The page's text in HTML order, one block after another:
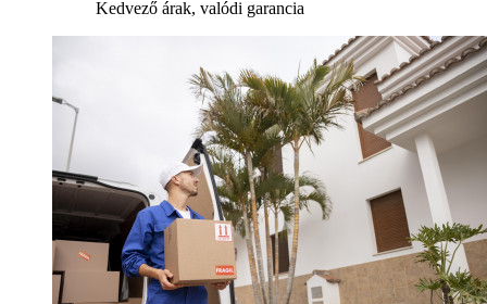
Kedvező árak, valódi garancia